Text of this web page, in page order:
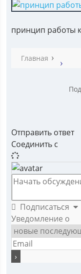
принцип работы
Главная
Отправить ответ
Соединить с
Подписаться
Уведомление о